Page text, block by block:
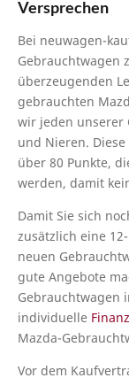
Versprechen
Bei neuwagen-
Gebrauchtwagen
überzeugenden
gebrauchten
wir jeden unserer
und Nieren.
über 80 Punkte,
werden, damit
Damit Sie sich
zusätzlich eine
neuen
gute Angebote
Gebrauchtwagen
individuelle
Mazda-
Vor dem